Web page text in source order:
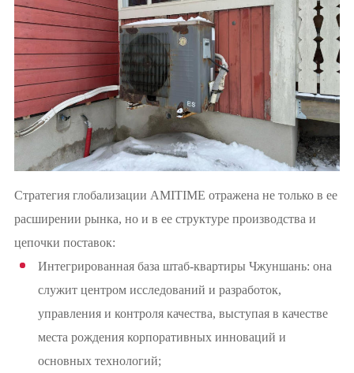
Стратегия глобализации AMITIME отражена не только в ее
расширении рынка, но и в ее структуре производства и
цепочки поставок:
Интегрированная база штаб-квартиры Чжуншань: она
служит центром исследований и разработок,
управления и контроля качества, выступая в качестве
места рождения корпоративных инноваций и
основных технологий;